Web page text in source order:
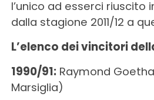
l’unico ad esserci riuscito
dalla stagione 2011/12 a
L’elenco dei vincitori
1990/91:Raymond
Marsiglia)